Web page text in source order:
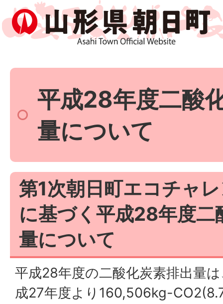
平成28年度二酸
量について
第1次朝日町エコチャ
に基づく平成28年度二
量について
平成28年度の二酸化炭素排出量
成27年度より160,506kg-